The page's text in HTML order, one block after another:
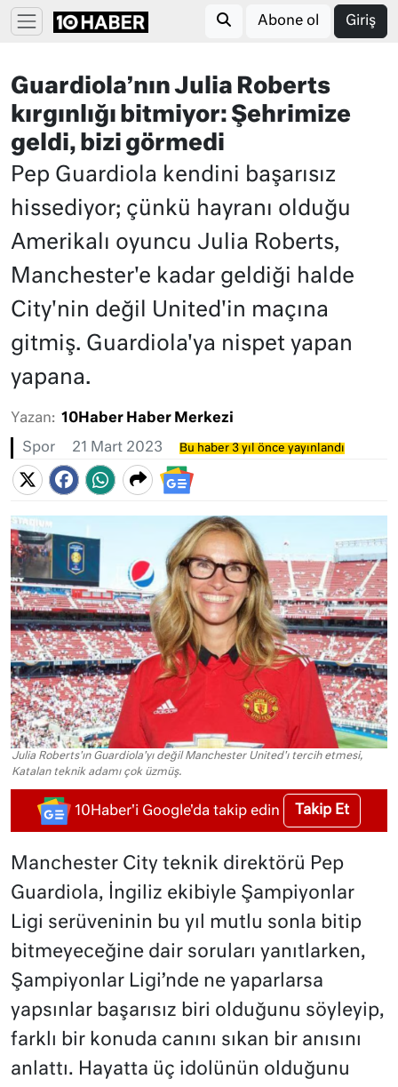
Abone ol Giriş
Guardiola’nın Julia Roberts
kırgınlığı bitmiyor: Şehrimize
geldi, bizi görmedi
Pep Guardiola kendini başarısız
hissediyor; çünkü hayranı olduğu
Amerikalı oyuncu Julia Roberts,
Manchester'e kadar geldiği halde
City'nin değil United'in maçına
gitmiş. Guardiola'ya nispet yapan
yapana.
Yazan: 10Haber Haber Merkezi
Spor 21 Mart 2023 Bu haber 3 yıl önce yayınlandı
Julia Roberts'ın Guardiola'yı değil Manchester United'ı tercih etmesi,
Katalan teknik adamı çok üzmüş.
10Haber'i Google'da takip edin Takip Et
Manchester City teknik direktörü Pep
Guardiola, İngiliz ekibiyle Şampiyonlar
Ligi serüveninin bu yıl mutlu sonla bitip
bitmeyeceğine dair soruları yanıtlarken,
Şampiyonlar Ligi’nde ne yaparlarsa
yapsınlar başarısız biri olduğunu söyleyip,
farklı bir konuda canını sıkan bir anısını
anlattı. Hayatta üç idolünün olduğunu